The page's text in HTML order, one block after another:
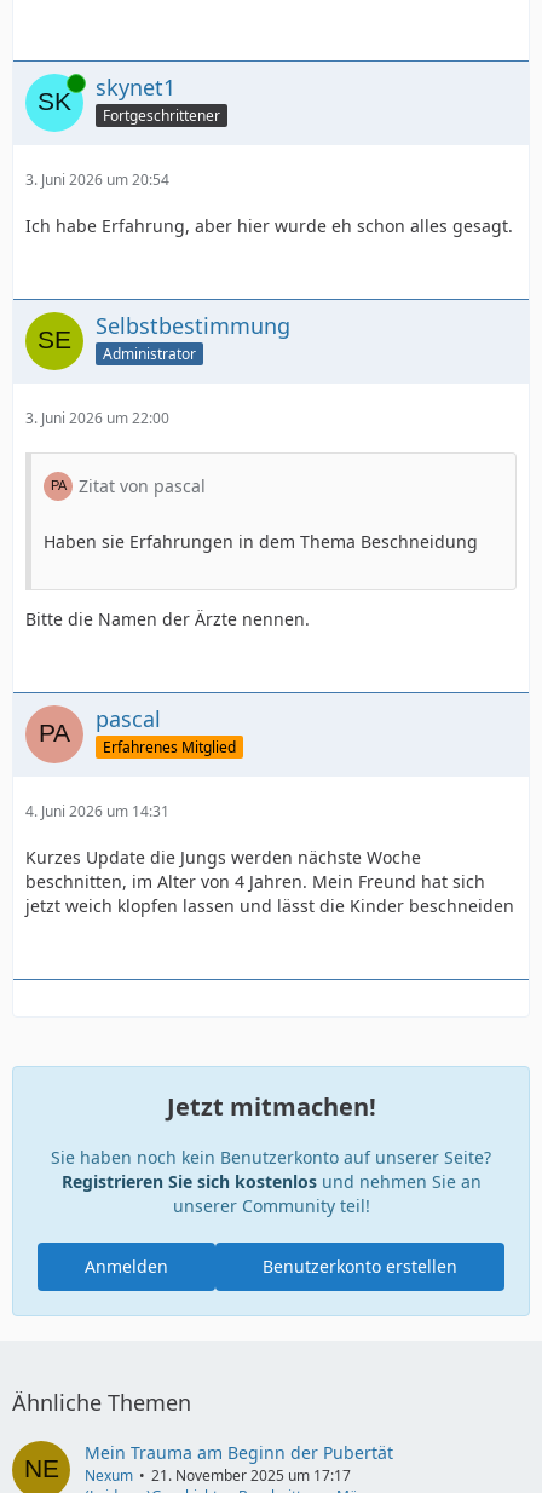
Online skynet1
Fortgeschrittener
3. Juni 2026 um 20:54
Ich habe Erfahrung, aber hier wurde eh schon alles gesagt.
Selbstbestimmung
Administrator
3. Juni 2026 um 22:00
Zitat von pascal
Haben sie Erfahrungen in dem Thema Beschneidung
Bitte die Namen der Ärzte nennen.
pascal
Erfahrenes Mitglied
4. Juni 2026 um 14:31
Kurzes Update die Jungs werden nächste Woche
beschnitten, im Alter von 4 Jahren. Mein Freund hat sich
jetzt weich klopfen lassen und lässt die Kinder beschneiden
Jetzt mitmachen!
Sie haben noch kein Benutzerkonto auf unserer Seite?
Registrieren Sie sich kostenlosund nehmen Sie an
unserer Community teil!
Benutzerkonto erstellen
Anmelden
Ähnliche Themen
Mein Trauma am Beginn der Pubertät
Nexum
21. November 2025 um 17:17